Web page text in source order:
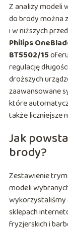
Z analizy modeli
do brody można
i w niższych
Philips
BT5502/15
regulację
droższych
zaawansowane
które
także liczniejsze
Jak
brody?
Zestawienie
modeli
wykorzystaliśmy
sklepach
fryzjerskich i